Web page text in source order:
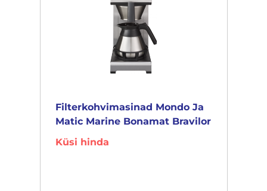
Filterkohvimasinad Mondo Ja
Matic Marine Bonamat Bravilor
Küsi hinda